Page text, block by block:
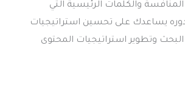
والكلمات الرئيسية التي
يساعدك على تحسين استراتيجيات
وتطوير استراتيجيات المحتوى